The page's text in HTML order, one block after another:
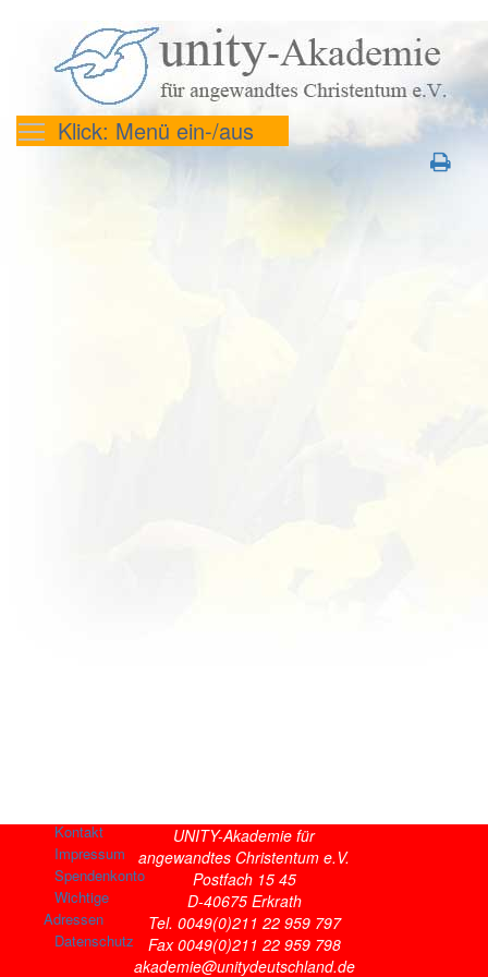
UNITY-Akademie für
angewandtes Christentum e.V.
Postfach 15 45
D-40675 Erkrath
Tel. 0049(0)211 22 959 797
Fax 0049(0)211 22 959 798
akademie@unitydeutschland.de
Kontakt
Impressum
Spendenkonto
Wichtige
Adressen
Datenschutz
Klick: Menü ein-/aus